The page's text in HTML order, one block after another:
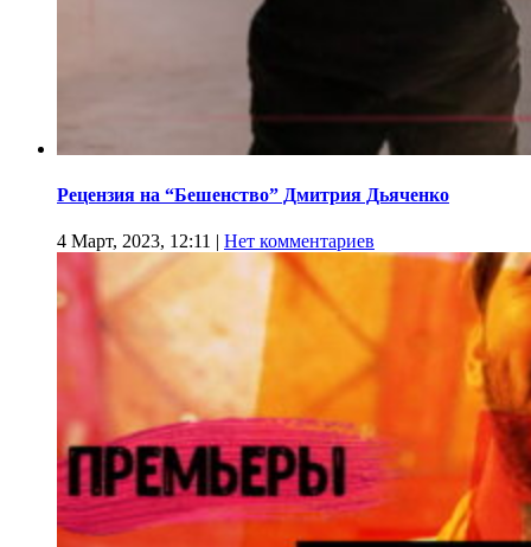
Рецензия на “Бешенство” Дмитрия Дьяченко
4 Март, 2023, 12:11 | Нет комментариев